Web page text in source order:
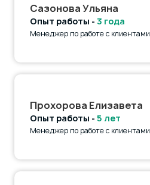
Сазонова Ульяна
Опыт работы - 3 года
Менеджер по работе с клиентами
Прохорова Елизавета
Опыт работы - 5 лет
Менеджер по работе с клиентами